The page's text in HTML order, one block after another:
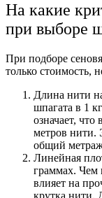
На какие
при выборе
При подборе
только стоимость,
Длина нити
шпагата в 1
означает,
метров нити.
общий метраж
Линейная
граммах. Чем
влияет на